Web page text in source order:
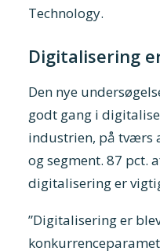
Technology.
Digitalisering
Den nye
godt gang i
industrien, på tværs
og segment. 87 pct.
digitalisering er
”Digitalisering er